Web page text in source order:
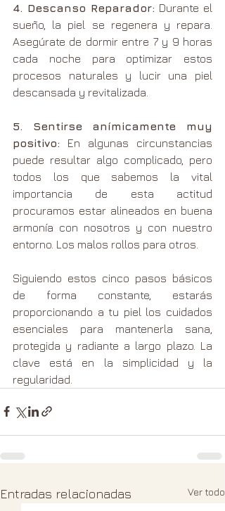
4. Descanso Reparador: Durante el
sueño, la piel se regenera y repara.
Asegúrate de dormir entre 7 y 9 horas
cada noche para optimizar estos
procesos naturales y lucir una piel
descansada y revitalizada.
5. Sentirse anímicamente muy
positivo: En algunas circunstancias
puede resultar algo complicado, pero
todos los que sabemos la vital
importancia de esta actitud
procuramos estar alineados en buena
armonía con nosotros y con nuestro
entorno. Los malos rollos para otros.
Siguiendo estos cinco pasos básicos
de forma constante, estarás
proporcionando a tu piel los cuidados
esenciales para mantenerla sana,
protegida y radiante a largo plazo. La
clave está en la simplicidad y la
regularidad.
Entradas relacionadas Ver todo